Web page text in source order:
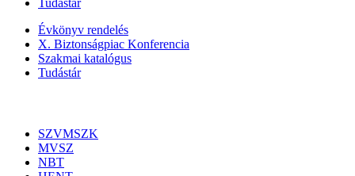
Tudástár
Évkönyv rendelés
X. Biztonságpiac Konferencia
Szakmai katalógus
Tudástár
SZVMSZK
MVSZ
NBT